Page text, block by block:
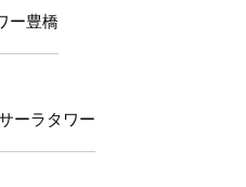
ー豊橋
ーラタワー